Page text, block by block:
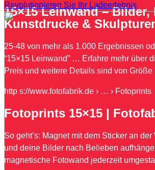
Revolutionieren Sie Ihr Ladeerlebnis
15×15 Leinwand – Bilder,
Kunstdrucke &
25-48 von mehr als 1.000 Ergebnissen
“15×15 Leinwand” … Erfahre mehr über
Preis und weitere Details sind von
http s://www.fotofabrik.de › … › Fotoprints
Fotoprints 15×15 |
So geht’s: Magnet mit dem Sticker an
und deine Bilder nach Belieben
magnetische Fotowand jederzeit